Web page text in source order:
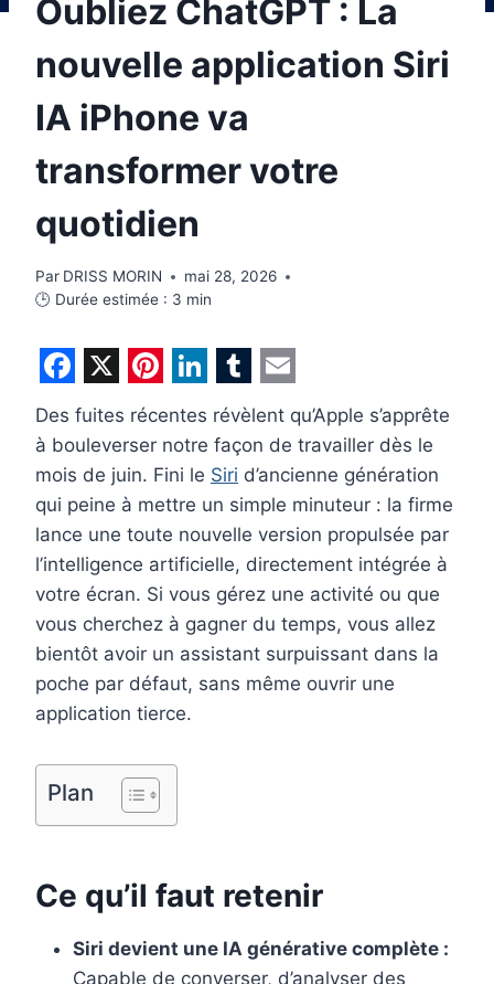
Oubliez ChatGPT : La
nouvelle application Siri
IA iPhone va
transformer votre
quotidien
Par DRISS MORIN
mai 28, 2026
🕒 Durée estimée : 3 min
F
a
c
e
b
o
o
k
X P
i
n
t
e
r
e
s
t
L
i
n
k
e
d
I
n
T
u
m
b
l
r
E
m
a
i
l
Des fuites récentes révèlent qu’Apple s’apprête
à bouleverser notre façon de travailler dès le
mois de juin. Fini le Siri d’ancienne génération
qui peine à mettre un simple minuteur : la firme
lance une toute nouvelle version propulsée par
l’intelligence artificielle, directement intégrée à
votre écran. Si vous gérez une activité ou que
vous cherchez à gagner du temps, vous allez
bientôt avoir un assistant surpuissant dans la
poche par défaut, sans même ouvrir une
application tierce.
Plan
Ce qu’il faut retenir
Siri devient une IA générative complète :
Capable de converser, d’analyser des